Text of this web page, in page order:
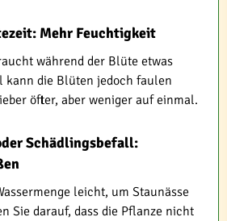
Mehr Feuchtigkeit
während der Blüte etwas
kann die Blüten jedoch faulen
öfter, aber weniger auf einmal.
Schädlingsbefall:
leicht, um Staunässe
Sie darauf, dass die Pflanze nicht